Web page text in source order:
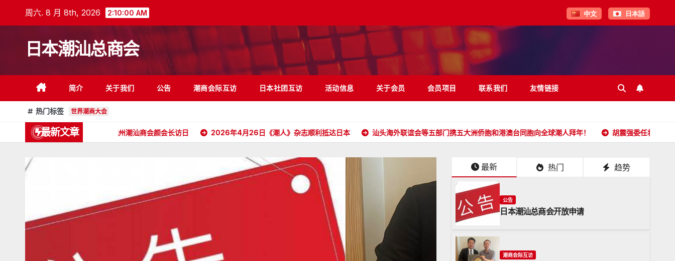
周六. 8 月 8th, 2026 2:10:01 AM 中文 日本語
日本潮汕总商会
简介 关于我们 公告 潮商会际互访 日本社团互访 活动信息 关于会员 会员项目 联系我们 友情链接
热门标签 世界潮商大会
最新文章
2026年5月16日杭州潮汕商会颜会长访日 2026年4月26日《潮人》杂志顺利抵达日本 汕头海外联谊会等五部门携五大洲侨胞和港澳台同胞向全球潮人拜年！ 胡震强委任状 日本潮
最新 热门 趋势
公告
日本潮汕总商会开放申请
潮商会际互访